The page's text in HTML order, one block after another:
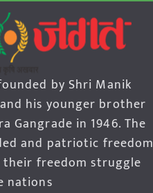
by Shri Manik
his younger brother
Gangrade in 1946. The
and patriotic freedom
freedom struggle
nations